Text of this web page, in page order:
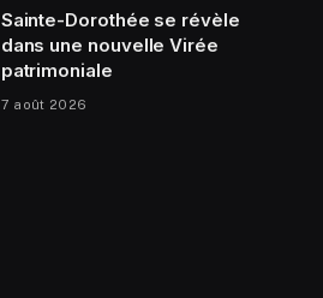
Sainte-Dorothée se révèle
dans une nouvelle Virée
patrimoniale
7 août 2026